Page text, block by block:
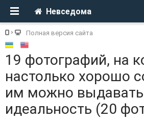
Невседома
Полная версия сайта
19 фотографий, на
настолько хорошо
им можно выдавать
идеальность (20